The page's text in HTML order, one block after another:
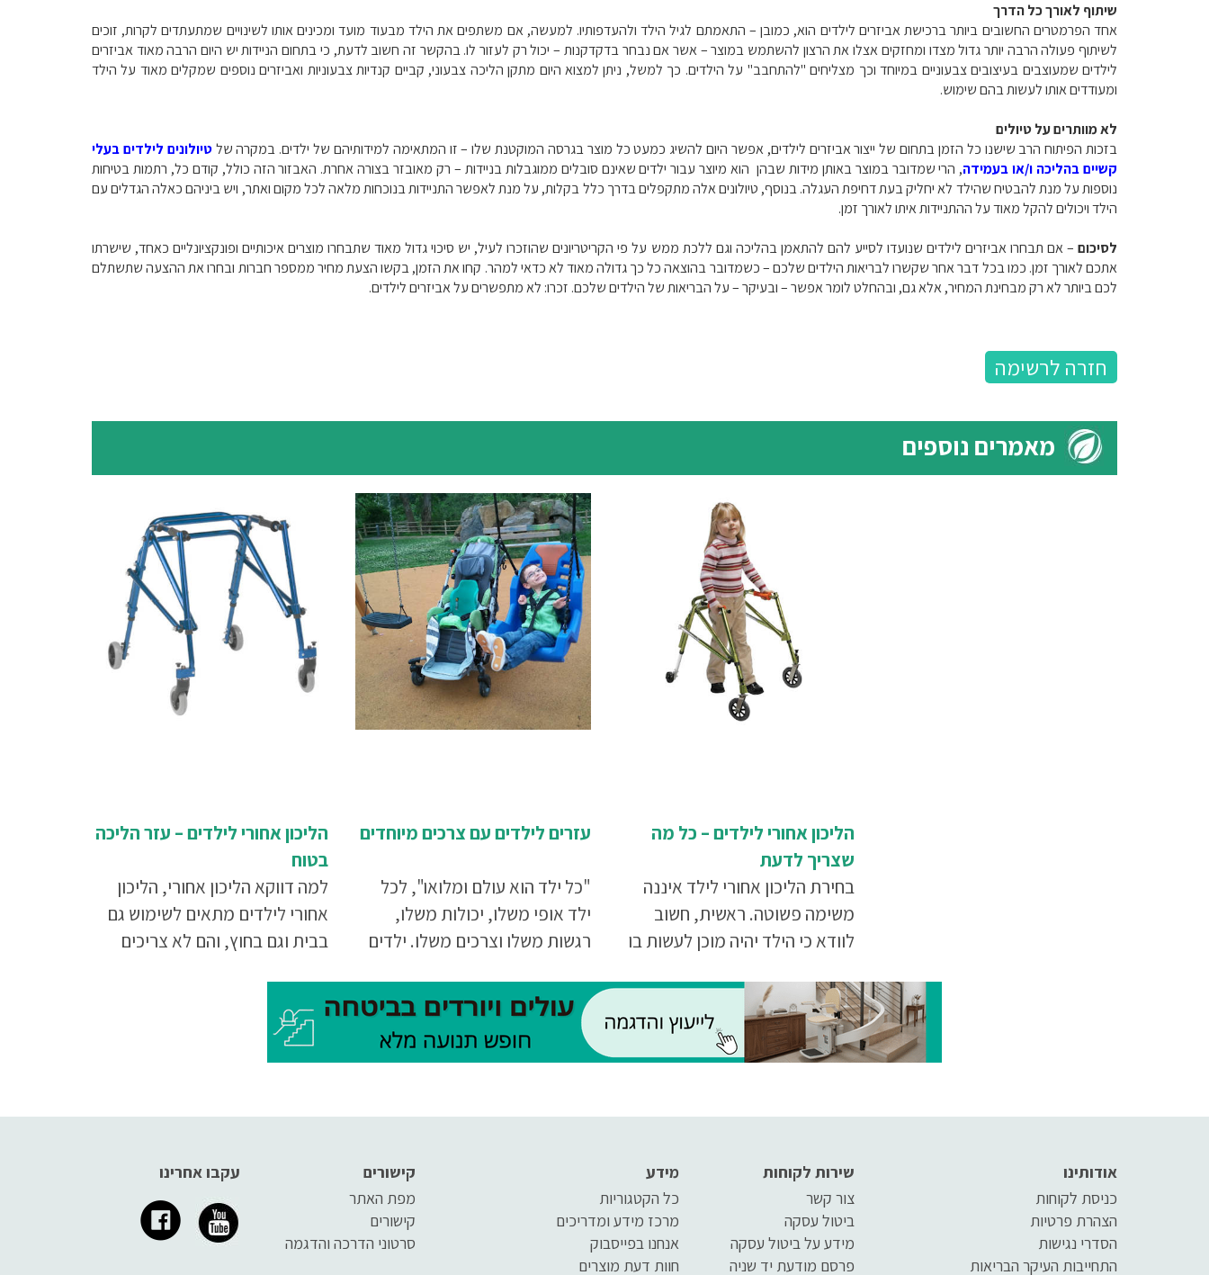
שיתוף לאורך כל הדרך
אחד הפרמטרים החשובים ביותר ברכישת אביזרים לילדים הוא, כמובן – התאמתם לגיל הילד ולהעדפותיו. למעשה, אם משתפים את הילד מבעוד מועד ומכינים אותו לשינויים שמתעתדים לקרות, זוכים
לשיתוף פעולה הרבה יותר גדול מצדו ומחזקים אצלו את הרצון להשתמש במוצר – אשר אם נבחר בדקדקנות – יכול רק לעזור לו. בהקשר זה חשוב לדעת, כי בתחום הניידות יש היום הרבה מאוד אביזרים
לילדים שמעוצבים בעיצובים צבעוניים במיוחד וכך מצליחים "להתחבב" על הילדים. כך למשל, ניתן למצוא היום מתקן הליכה צבעוני, קביים קנדיות צבעוניות ואביזרים נוספים שמקלים מאוד על הילד
ומעודדים אותו לעשות בהם שימוש.
לא מוותרים על טיולים
בזכות הפיתוח הרב שישנו כל הזמן בתחום של ייצור אביזרים לילדים, אפשר היום להשיג כמעט כל מוצר בגרסה המוקטנת שלו – זו המתאימה למידותיהם של ילדים. במקרה שלטיולונים לילדים בעלי
קשיים בהליכה ו/או בעמידה, הרי שמדובר במוצר באותן מידות שבהן הוא מיוצר עבור ילדים שאינם סובלים ממוגבלות בניידות – רק מאובזר בצורה אחרת. האבזור הזה כולל, קודם כל, רתמות בטיחות
נוספות על מנת להבטיח שהילד לא יחליק בעת דחיפת העגלה. בנוסף, טיולונים אלה מתקפלים בדרך כלל בקלות, על מנת לאפשר התניידות בנוכחות מלאה לכל מקום ואתר, ויש ביניהם כאלה הגדלים עם
הילד ויכולים להקל מאוד על ההתניידות איתו לאורך זמן.
לסיכום – אם תבחרו אביזרים לילדים שנועדו לסייע להם להתאמן בהליכה וגם ללכת ממש על פי הקריטריונים שהוזכרו לעיל, יש סיכוי גדול מאוד שתבחרו מוצרים איכותיים ופונקציונליים כאחד, שישרתו
אתכם לאורך זמן. כמו בכל דבר אחר שקשרו לבריאות הילדים שלכם – כשמדובר בהוצאה כל כך גדולה מאוד לא כדאי למהר. קחו את הזמן, בקשו הצעת מחיר ממספר חברות ובחרו את ההצעה שתשתלם
לכם ביותר לא רק מבחינת המחיר, אלא גם, ובהחלט לומר אפשר – ובעיקר – על הבריאות של הילדים שלכם. זכרו: לא מתפשרים על אביזרים לילדים.
חזרה לרשימה
מאמרים נוספים
הליכון אחורי לילדים – עזר הליכה
בטוח
למה דווקא הליכון אחורי, הליכון
אחורי לילדים מתאים לשימוש גם
בבית וגם בחוץ, והם לא צריכים
יוצאים או נכנסים. הדבר מחזק את
ה"קשר" שבין הילד ובין ההליכון
עזרים לילדים עם צרכים מיוחדים
"כל ילד הוא עולם ומלואו", לכל
ילד אופי משלו, יכולות משלו,
רגשות משלו וצרכים משלו. ילדים
מאוד חום ואהבה ותמיכה רגשית,
אבל לא רק. הם צריכים גם הרבה
מאוד תמיכה פיזית, באמצעות
הליכון אחורי לילדים – כל מה
שצריך לדעת
בחירת הליכון אחורי לילד איננה
משימה פשוטה. ראשית, חשוב
לוודא כי הילד יהיה מוכן לעשות בו
בצורה הנוחה והיעילה ביותר; שנית
– חשוב להתאים אותו למידותיו של
הילד על מנת להקל עליו את
עקבו אחרינו
קישורים
מפת האתר
קישורים
סרטוני הדרכה והדגמה
מידע
כל הקטגוריות
מרכז מידע ומדריכים
אנחנו בפייסבוק
חוות דעת מוצרים
שירות לקוחות
צור קשר
ביטול עסקה
מידע על ביטול עסקה
פרסם מודעת יד שניה
אודותינו
כניסת לקוחות
הצהרת פרטיות
הסדרי נגישות
התחייבות העיקר הבריאות